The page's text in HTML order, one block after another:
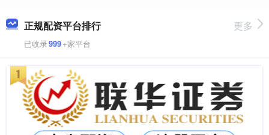
正规配资平台排行
已收录999+家平台
更多